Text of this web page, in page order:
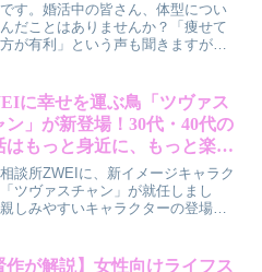
す。婚活中の皆さん、体型につい
だことはありませんか？「痩せて
が有利」という声も聞きますが、
てきた「体型と成婚率」の意外な
ついて、賢作が本音で解説しま
に幸せを運ぶ鳥「ツヴァス
ン」が新登場！30代・40代の
はもっと身近に、もっと楽し
る？
談所ZWEIに、新イメージキャラク
ツヴァスチャン」が就任しまし
しみやすいキャラクターの登場
高いノウハウ、そして心強いカウン
作が解説】女性向けライフス